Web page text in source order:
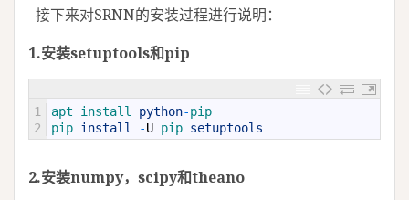
接下来对SRNN的安装过程进行说明：
1.安装setuptools和pip
1
2
apt install python-pip
pip install -U pip setuptools
2.安装numpy，scipy和theano